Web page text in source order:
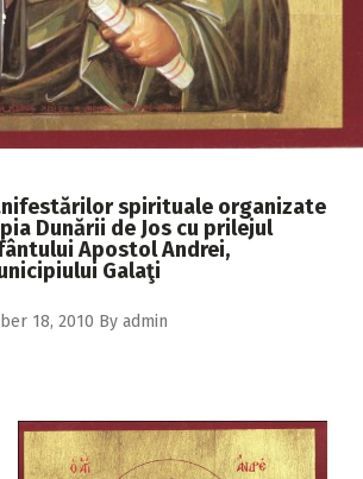
spirituale organizate
Dunării de Jos cu prilejul
Apostol Andrei,
Galaţi
18, 2010 By admin